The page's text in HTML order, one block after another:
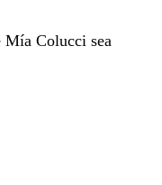
Mía Colucci sea